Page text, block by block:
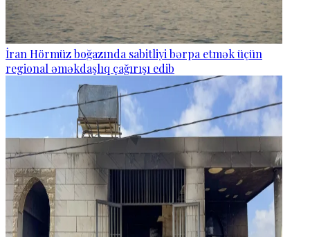
İran Hörmüz boğazında sabitliyi bərpa etmək üçün
regional əməkdaşlıq çağırışı edib